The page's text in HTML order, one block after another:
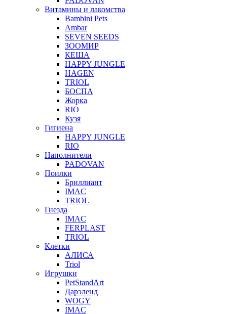
Витамины и лакомства
Bambini Pets
Ambar
SEVEN SEEDS
ЗООМИР
КЕША
HAPPY JUNGLE
HAGEN
TRIOL
БОСПА
Жорка
RIO
Кузя
Гигиена
HAPPY JUNGLE
RIO
Наполнители
PADOVAN
Поилки
Бриллиант
IMAC
TRIOL
Гнезда
IMAC
FERPLAST
TRIOL
Клетки
АЛИСА
Triol
Игрушки
PetStandArt
Дарэленд
WOGY
IMAC